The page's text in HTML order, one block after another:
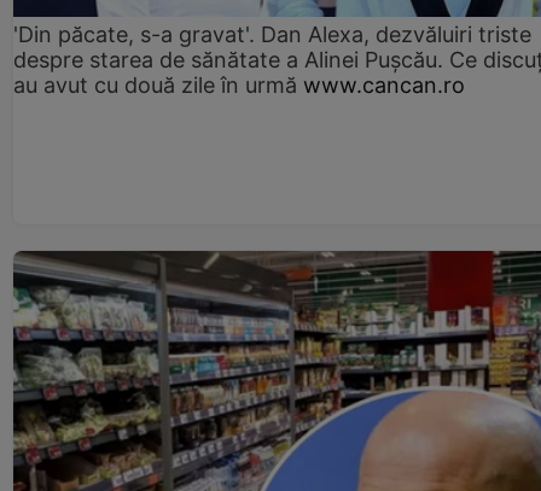
'Din păcate, s-a gravat'. Dan Alexa, dezvăluiri triste
despre starea de sănătate a Alinei Pușcău. Ce
au avut cu două zile în urmă www.cancan.ro